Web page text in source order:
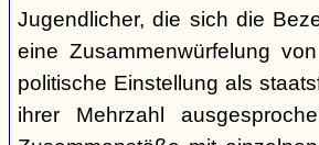
Jugendlicher, die sich die
eine Zusammenwürfelung
politische Einstellung als
ihrer Mehrzahl